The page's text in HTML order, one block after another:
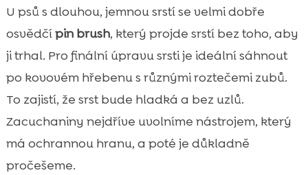
U psů s dlouhou, jemnou srstí se velmi dobře
osvědčípin brush, který projde srstí bez toho, aby
ji trhal. Pro finální úpravu srsti je ideální sáhnout
po kovovém hřebenu s různými roztečemi zubů.
To zajistí, že srst bude hladká a bez uzlů.
Zacuchaniny nejdříve uvolníme nástrojem, který
má ochrannou hranu, a poté je důkladně
pročešeme.